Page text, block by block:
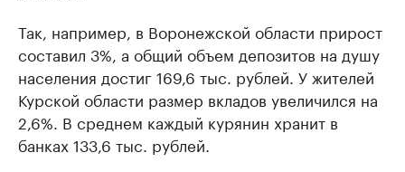
Так, например, в Воронежской области прирост
составил 3%, а общий объем депозитов на душу
населения достиг 169,6 тыс. рублей. У жителей
Курской области размер вкладов увеличился на
2,6%. В среднем каждый курянин хранит в
банках 133,6 тыс. рублей.